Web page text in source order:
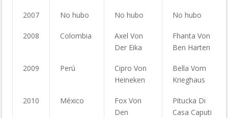
2007 No hubo No hubo No hubo
2008 Colombia
Axel Von
Der Eika
Fhanta Von
Ben Harten
2009 Perú
Cipro Von
Heineken
Bella Vom
Krieghaus
2010 México
Fox Von
Den
Pitucka Di
Casa Caputi